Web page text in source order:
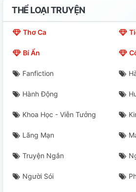
THỂ LOẠI TRUYỆN
Thơ Ca
Bí Ẩn
Fanfiction
Hành Động
Khoa Học - Viễn Tưởng
Lãng Mạn
Truyện Ngắn
Người Sói